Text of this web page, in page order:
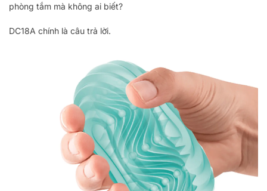
phòng tắm mà không ai biết?
DC18A chính là câu trả lời.